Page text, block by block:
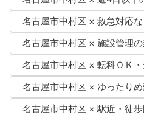
名古屋市中村区 × 救急対応な
名古屋市中村区 × 施設管理
名古屋市中村区 × 転科ＯＫ
名古屋市中村区 × ゆったり
名古屋市中村区 × 駅近・徒